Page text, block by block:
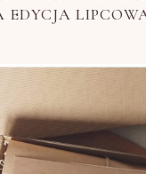
EDYCJA